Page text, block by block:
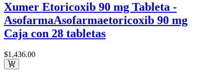
Xumer Etoricoxib 90 mg Tableta -
AsofarmaAsofarmaetoricoxib 90 mg
Caja con 28 tabletas
$1,436.00